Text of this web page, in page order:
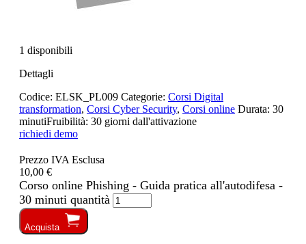
1 disponibili
Dettagli
Codice: ELSK_PL009 Categorie: Corsi Digital
transformation, Corsi Cyber Security, Corsi online Durata: 30
minutiFruibilità: 30 giorni dall'attivazione
richiedi demo
Prezzo IVA Esclusa
10,00 €
Corso online Phishing - Guida pratica all'autodifesa -
30 minuti quantità
Acquista